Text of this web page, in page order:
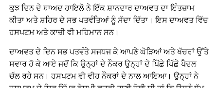
ਕੁਝ ਦਿਨ ਦੇ ਬਾਅਦ ਹਾਇਲੋ ਨੇ ਇੱਕ ਸ਼ਾਨਦਾਰ ਦਾਅਵਤ ਦਾ ਇੰਤਜ਼ਾਮ
ਕੀਤਾ ਅਤੇ ਸ਼ਹਿਰ ਦੇ ਸਭ ਪਤਵੰਤਿਆਂ ਨੂੰ ਸੱਦਾ ਦਿੱਤਾ। ਇਸ ਦਾਅਵਤ ਵਿੱਚ
ਹਸਪਟਮ ਅਤੇ ਕਾਜ਼ੀ ਵੀ ਮਹਿਮਾਨ ਸਨ।
ਦਾਅਵਤ ਦੇ ਦਿਨ ਸਭ ਪਤਵੰਤੇ ਸਜਧਜ ਕੇ ਆਪਣੇ ਘੋੜਿਆਂ ਅਤੇ ਖੱਚਰਾਂ ਉੱਤੇ
ਸਵਾਰ ਹੋ ਕੇ ਆਏ ਜਦੋਂ ਕਿ ਉਨ੍ਹਾਂ ਦੇ ਨੌਕਰ ਉਨ੍ਹਾਂ ਦੇ ਪਿੱਛੇ ਪਿੱਛੇ ਪੈਦਲ
ਚੱਲ ਰਹੇ ਸਨ। ਹਸਪਟਮ ਵੀ ਵੀਹ ਨੌਕਰਾਂ ਦੇ ਨਾਲ ਆਇਆ। ਉਨ੍ਹਾਂ ਨੇ